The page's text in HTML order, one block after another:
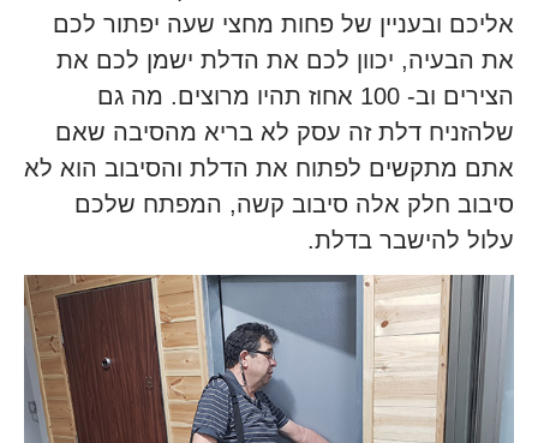
אליכם ובעניין של פחות מחצי שעה יפתור לכם
את הבעיה, יכוון לכם את הדלת ישמן לכם את
הצירים וב- 100 אחוז תהיו מרוצים. מה גם
שלהזניח דלת זה עסק לא בריא מהסיבה שאם
אתם מתקשים לפתוח את הדלת והסיבוב הוא לא
סיבוב חלק אלה סיבוב קשה, המפתח שלכם
עלול להישבר בדלת.